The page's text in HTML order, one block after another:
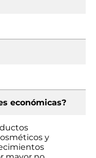
económicas?
y